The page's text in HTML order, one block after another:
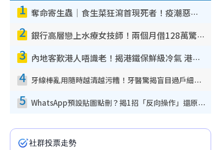
1 奪命寄生蟲｜食生菜狂瀉首現死者！疫潮惡化錄1.8萬宗病例 揭洗菜3大謬誤
2 銀行高層戀上水療女技師！兩個月借128萬驚覺「沉船」沉落火海 揭背後疑似邪教操控賣淫
3 內地客歎港人唔識老！揭港鐵保鮮級冷氣 港人求放過：咪投訴
4 牙線棒亂用隨時越清越污糟！牙醫驚揭盲目過戶細菌恐致蛀牙：呢種先係日常真保養
5 WhatsApp預設貼圖點刪？揭1招「反向操作」還原簡潔介面 附3步實測教學